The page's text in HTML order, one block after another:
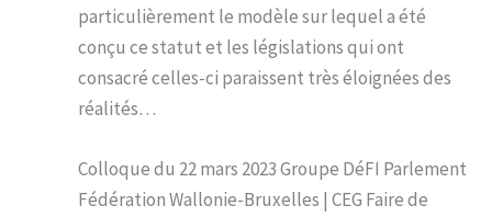
particulièrement le modèle sur lequel a été
conçu ce statut et les législations qui ont
consacré celles-ci paraissent très éloignées des
réalités…
Colloque du 22 mars 2023 Groupe DéFI Parlement
Fédération Wallonie-Bruxelles | CEG Faire de